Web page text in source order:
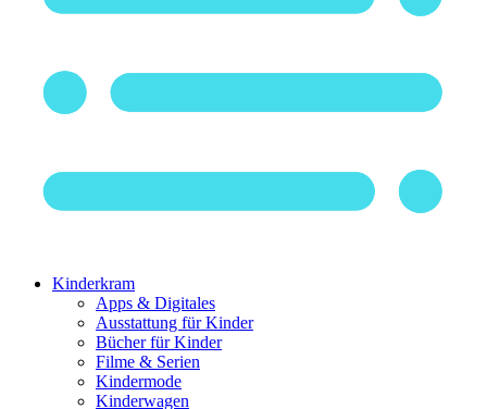
Kinderkram
Apps & Digitales
Ausstattung für Kinder
Bücher für Kinder
Filme & Serien
Kindermode
Kinderwagen